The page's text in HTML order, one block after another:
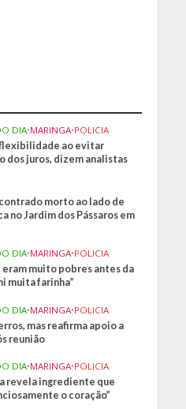
DIA•MARINGA•POLICIA
flexibilidade ao evitar
dos juros, dizem analistas
morto ao lado de
no Jardim dos Pássaros em
DIA•MARINGA•POLICIA
eram muito pobres antes da
muita farinha”
DIA•MARINGA•POLICIA
mas reafirma apoio a
reunião
DIA•MARINGA•POLICIA
revela ingrediente que
o coração”